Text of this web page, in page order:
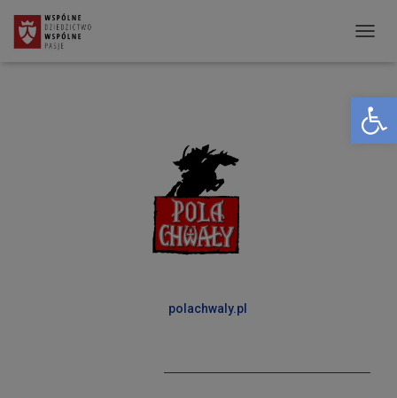
Open toolbarZ
E
polachwaly.pl